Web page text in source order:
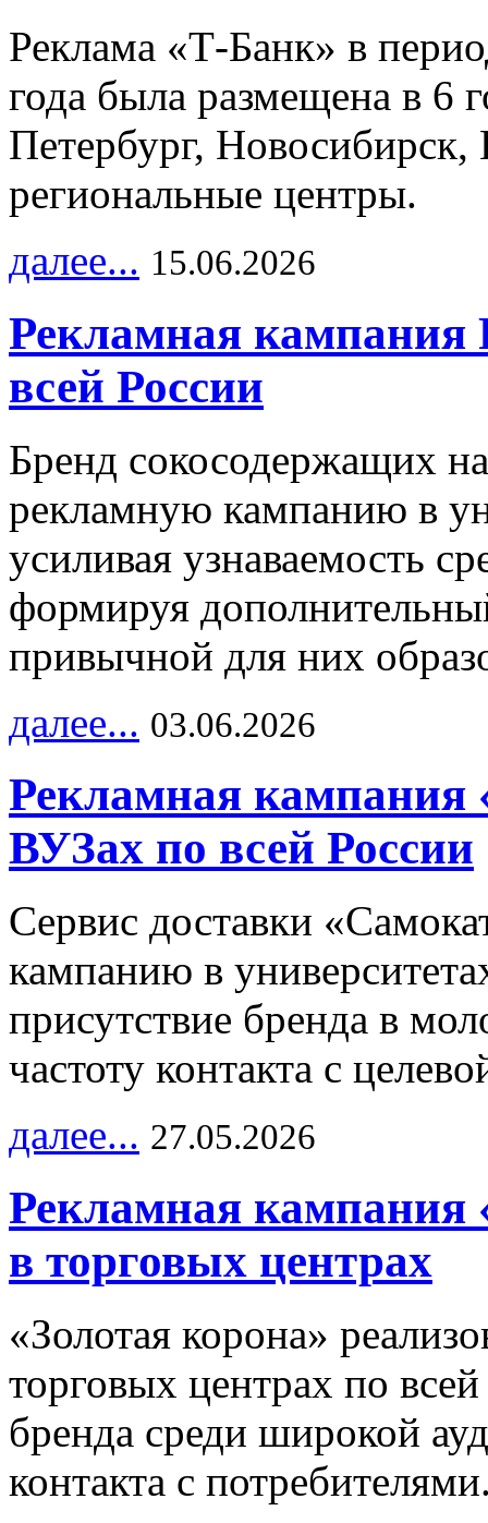
Реклама «Т-Банк» в
года была размещена в 6
Петербург,
региональные центры.
далее... 15.06.2026
Рекламная
всей России
Бренд сокосодержащих
рекламную кампанию в
усиливая узнаваемость
формируя
привычной для них
далее... 03.06.2026
Рекламная кампания
ВУЗах по всей России
Сервис доставки
кампанию в
присутствие бренда в
частоту контакта с
далее... 27.05.2026
Рекламная кампания
в торговых центрах
«Золотая корона»
торговых центрах по
бренда среди широкой
контакта с